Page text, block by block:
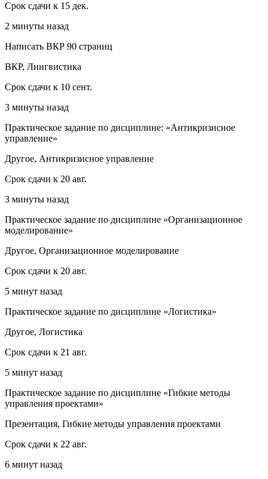
Срок сдачи к 15 дек.
2 минуты назад
Написать ВКР 90 страниц
ВКР, Лингвистика
Срок сдачи к 10 сент.
3 минуты назад
Практическое задание по дисциплине: «Антикризисное
управление»
Другое, Антикризисное управление
Срок сдачи к 20 авг.
3 минуты назад
Практическое задание по дисциплине «Организационное
моделирование»
Другое, Организационное моделирование
Срок сдачи к 20 авг.
5 минут назад
Практическое задание по дисциплине «Логистика»
Другое, Логистика
Срок сдачи к 21 авг.
5 минут назад
Практическое задание по дисциплине «Гибкие методы
управления проектами»
Презентация, Гибкие методы управления проектами
Срок сдачи к 22 авг.
6 минут назад